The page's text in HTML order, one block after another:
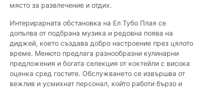
място за развлечение и отдих.
Интерирарната обстановка на Ел Тубо Плая се
допълва от подбрана музика и редовна поява на
диджей, което създава добро настроение през цялото
време. Менюто предлага разнообразни кулинарни
предложения и богата селекция от коктейли с висока
оценка сред гостите. Обслужването се извършва от
вежлив и усмихнат персонал, който работи бързо и